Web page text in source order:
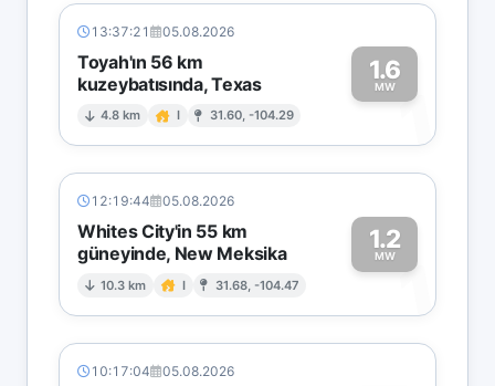
13:37:21 05.08.2026
Toyah'ın 56 km
kuzeybatısında, Texas
4.8 km I 31.60, -104.29
1.6
MW1
12:19:44 05.08.2026
Whites City'in 55 km
güneyinde, New Meksika
10.3 km I 31.68, -104.47
1.2
MW1
10:17:04 05.08.2026